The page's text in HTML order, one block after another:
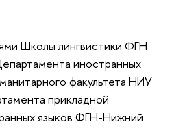
Школы лингвистики ФГН
иностранных
факультета НИУ
прикладной
языков ФГН-Нижний